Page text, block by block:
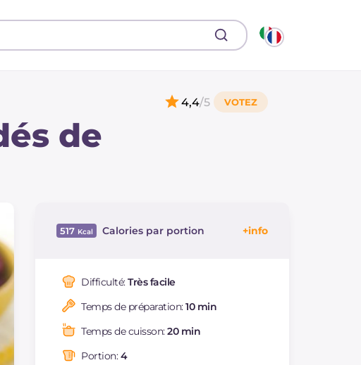
de
4,4/5
517 Calories par portion
Dont sucres
Protéine g
Graisses
saturés
Difficulté:Très facile
Temps de préparation:10 min
Temps de cuisson:20 min
Portion:4